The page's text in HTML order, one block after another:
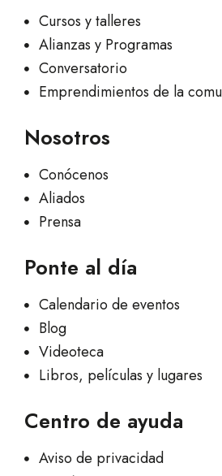
Cursos y talleres
Alianzas y Programas
Conversatorio
Emprendimientos de la
Nosotros
Conócenos
Aliados
Prensa
Ponte al día
Calendario de eventos
Blog
Videoteca
Libros, películas y lugares
Centro de ayuda
Aviso de privacidad